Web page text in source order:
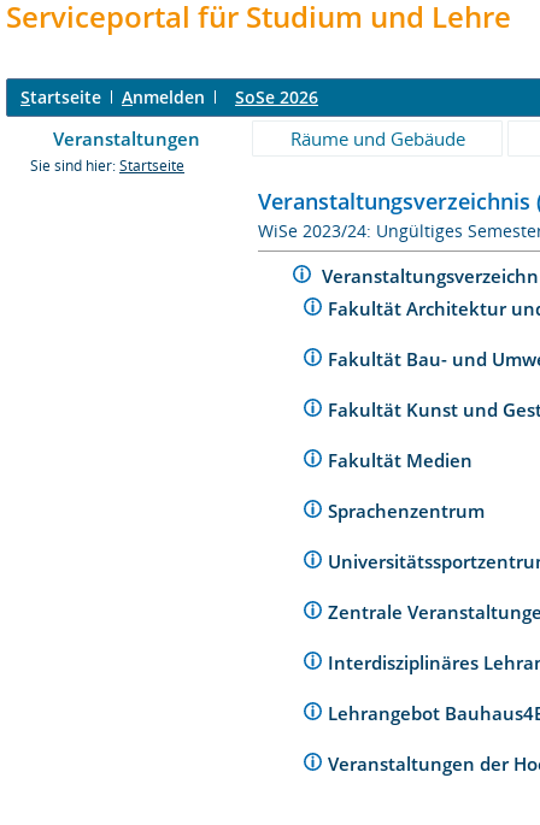
Serviceportal für Studium und Lehre
Startseite Anmelden SoSe 2026
Veranstaltungen Räume und Gebäude
Sie sind hier: Startseite
Veranstaltungsverzeichnis
WiSe 2023/24: Ungültiges
Fakultät Architektur
Fakultät Bau- und
Fakultät Kunst und
Fakultät Medien
Sprachenzentrum
Zentrale
Interdisziplinäres
Lehrangebot
Veranstaltungen der